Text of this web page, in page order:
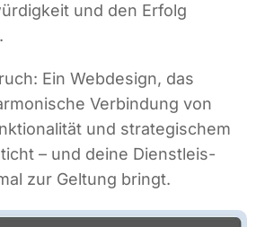
und den Erfolg
Ein Web­de­sign, das
Ver­bin­dung von
und stra­te­gi­schem
– und dei­ne Dienst­leis­
zur Gel­tung bringt.